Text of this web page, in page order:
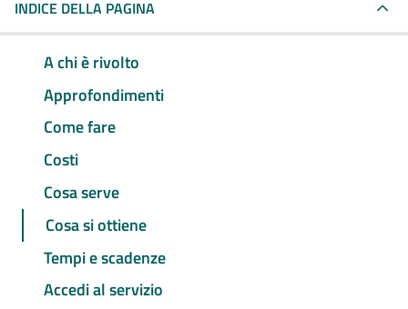
INDICE DELLA PAGINA
A chi è rivolto
Approfondimenti
Come fare
Costi
Cosa serve
Cosa si ottiene
Tempi e scadenze
Accedi al servizio